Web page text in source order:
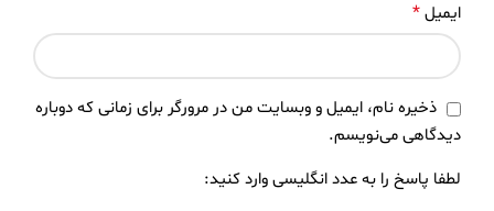
ایمیل*
ذخیره نام، ایمیل و وبسایت من در مرورگر برای زمانی که دوباره
دیدگاهی می‌نویسم.
لطفا پاسخ را به عدد انگلیسی وارد کنید: